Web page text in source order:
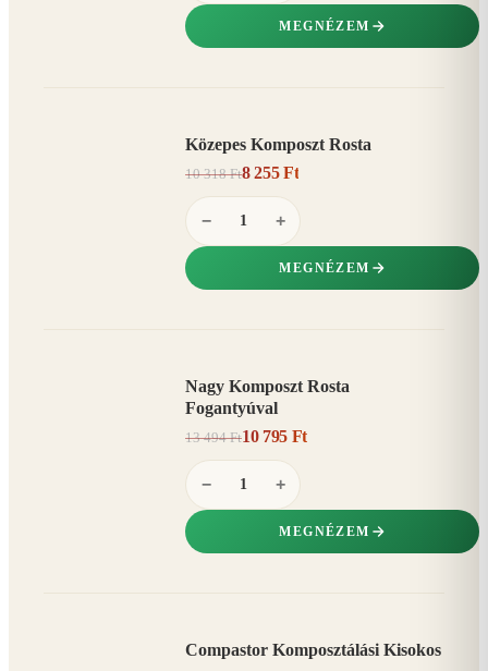
MEGNÉZEM
Közepes Komposzt Rosta
10 318 Ft8 255 Ft
− +
MEGNÉZEM
Nagy Komposzt Rosta
Fogantyúval
13 494 Ft10 795 Ft
− +
MEGNÉZEM
Compastor Komposztálási Kisokos